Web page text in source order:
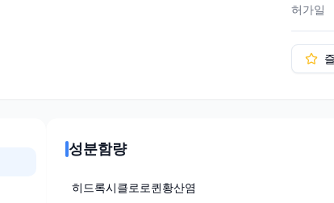
허가일
성분함량
히드록시클로로퀸황산염